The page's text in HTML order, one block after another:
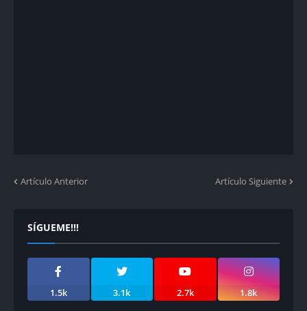
Artículo Anterior Artículo Siguiente
SÍGUEME!!!
1.5k 3.1k 2.7k 1.8k